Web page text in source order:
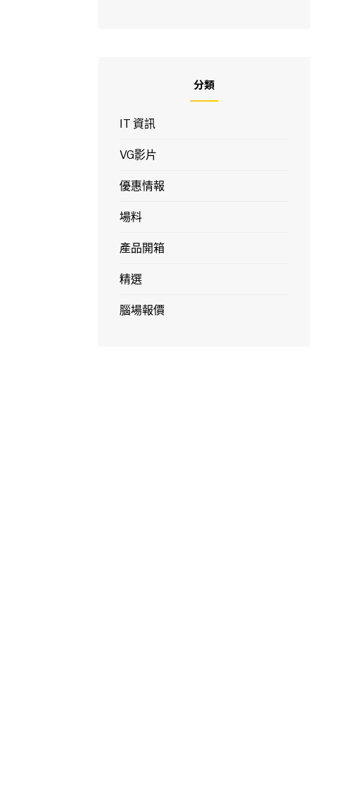
分類
IT 資訊
VG影片
優惠情報
場料
產品開箱
精選
腦場報價